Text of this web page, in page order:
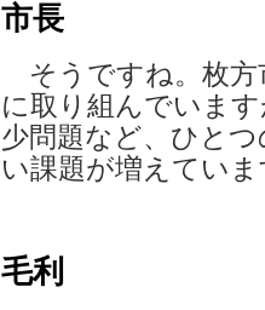
市長
そうですね。枚方
に取り組んでいま
少問題など、ひと
い課題が増えてい
毛利